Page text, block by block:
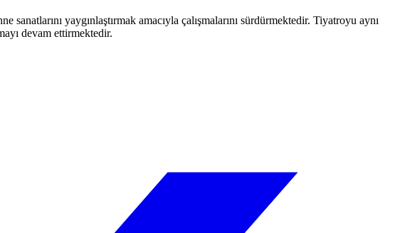
yaygınlaştırmak amacıyla çalışmalarını sürdürmektedir. Tiyatroyu aynı
devam ettirmektedir.